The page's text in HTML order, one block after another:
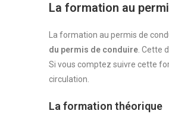
La formation au
La formation au permis de
du permis de conduire . Cette
Si vous comptez suivre cette
circulation.
La formation théorique